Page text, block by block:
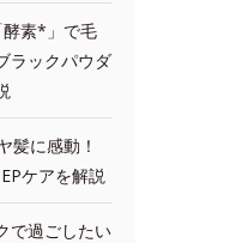
酵素*」で毛
ラックパウダ
髪に感動！
ケアを解説
で過ごしたい